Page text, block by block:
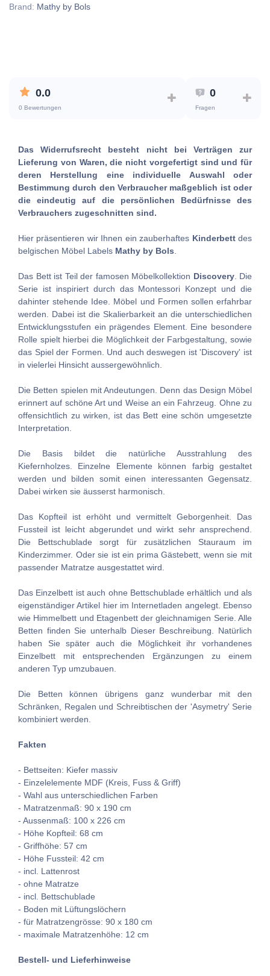
Brand: Mathy by Bols
0.0
0 Bewertungen
0
Fragen
Das Widerrufsrecht besteht nicht bei Verträgen zur
Lieferung von Waren, die nicht vorgefertigt sind und für
deren Herstellung eine individuelle Auswahl oder
Bestimmung durch den Verbraucher maßgeblich ist oder
die eindeutig auf die persönlichen Bedürfnisse des
Verbrauchers zugeschnitten sind.
Hier präsentieren wir Ihnen ein zauberhaftes Kinderbettdes
belgischen Möbel Labels Mathy by Bols.
Das Bett ist Teil der famosen Möbelkollektion Discovery. Die
Serie ist inspiriert durch das Montessori Konzept und die
dahinter stehende Idee. Möbel und Formen sollen erfahrbar
werden. Dabei ist die Skalierbarkeit an die unterschiedlichen
Entwicklungsstufen ein prägendes Element. Eine besondere
Rolle spielt hierbei die Möglichkeit der Farbgestaltung, sowie
das Spiel der Formen. Und auch deswegen ist 'Discovery' ist
in vielerlei Hinsicht aussergewöhnlich.
Die Betten spielen mit Andeutungen. Denn das Design Möbel
erinnert auf schöne Art und Weise an ein Fahrzeug. Ohne zu
offensichtlich zu wirken, ist das Bett eine schön umgesetzte
Interpretation.
Die Basis bildet die natürliche Ausstrahlung des
Kiefernholzes. Einzelne Elemente können farbig gestaltet
werden und bilden somit einen interessanten Gegensatz.
Dabei wirken sie äusserst harmonisch.
Das Kopfteil ist erhöht und vermittelt Geborgenheit. Das
Fussteil ist leicht abgerundet und wirkt sehr ansprechend.
Die Bettschublade sorgt für zusätzlichen Stauraum im
Kinderzimmer. Oder sie ist ein prima Gästebett, wenn sie mit
passender Matratze ausgestattet wird.
Das Einzelbett ist auch ohne Bettschublade erhältlich und als
eigenständiger Artikel hier im Internetladen angelegt. Ebenso
wie Himmelbett und Etagenbett der gleichnamigen Serie. Alle
Betten finden Sie unterhalb Dieser Beschreibung. Natürlich
haben Sie später auch die Möglichkeit ihr vorhandenes
Einzelbett mit entsprechenden Ergänzungen zu einem
anderen Typ umzubauen.
Die Betten können übrigens ganz wunderbar mit den
Schränken, Regalen und Schreibtischen der 'Asymetry' Serie
kombiniert werden.
Fakten
- Bettseiten: Kiefer massiv
- Einzelelemente MDF (Kreis, Fuss & Griff)
- Wahl aus unterschiedlichen Farben
- Matratzenmaß: 90 x 190 cm
- Aussenmaß: 100 x 226 cm
- Höhe Kopfteil: 68 cm
- Griffhöhe: 57 cm
- Höhe Fussteil: 42 cm
- incl. Lattenrost
- ohne Matratze
- incl. Bettschublade
- Boden mit Lüftungslöchern
- für Matratzengrösse: 90 x 180 cm
- maximale Matratzenhöhe: 12 cm
Bestell- und Lieferhinweise